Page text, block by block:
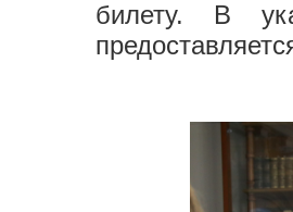
билету. В